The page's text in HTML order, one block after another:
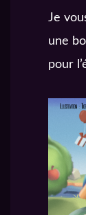
Je
une
pour